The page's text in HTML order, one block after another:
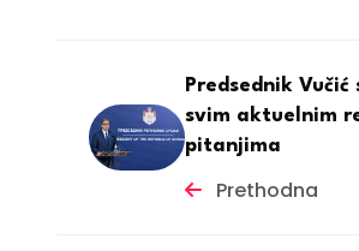
Predsednik Vučić
svim aktuelnim
pitanjima
Prethodna